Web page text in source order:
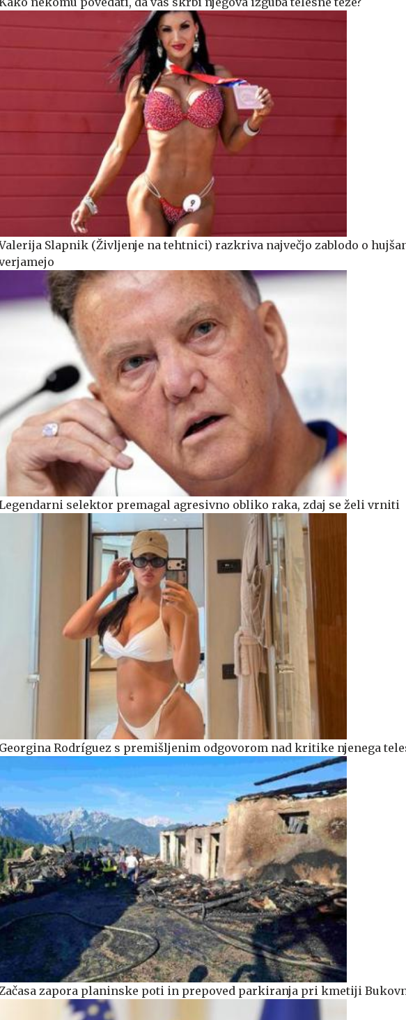
Slapnik (Življenje na tehtnici) razkriva največjo zablodo o
selektor premagal agresivno obliko raka, zdaj se želi vrniti
Georgina Rodríguez s premišljenim odgovorom nad kritike njenega
Začasa zapora planinske poti in prepoved parkiranja pri kmetiji